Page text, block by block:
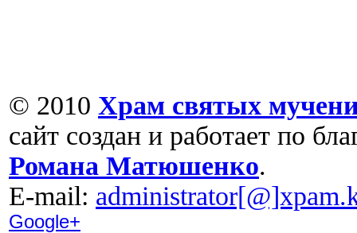
© 2010 Храм святых
сайт создан и работает по
Романа Матюшенко.
Е-mail:
Google+